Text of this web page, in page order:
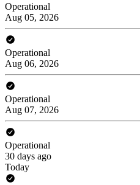
Operational
Aug 05, 2026
Operational
Aug 06, 2026
Operational
Aug 07, 2026
Operational
30 days ago
Today